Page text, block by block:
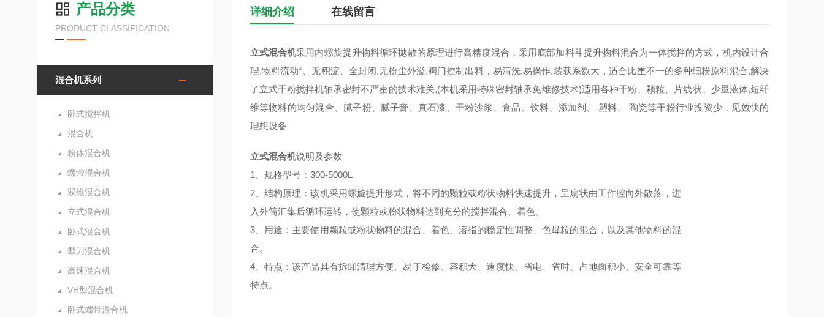
产品分类
PRODUCT CLASSIFICATION
混合机系列
卧式搅拌机
混合机
粉体混合机
螺带混合机
双锥混合机
立式混合机
卧式混合机
犁刀混合机
高速混合机
VH型混合机
卧式螺带混合机
详细介绍 在线留言
立式混合机采用内螺旋提升物料循环抛散的原理进行高精度混合，采用底部加料斗提升物料混合为一体搅拌的方式，机内设计合
理,物料流动*、无积淀、全封闭,无粉尘外溢,阀门控制出料，易清洗,易操作,装载系数大，适合比重不一的多种细粉原料混合,解决
了立式干粉搅拌机轴承密封不严密的技术难关,(本机采用特殊密封轴承免维修技术)适用各种干粉、颗粒、片线状、少量液体,短纤
维等物料的均匀混合 、腻子粉、腻子膏、真石漆、干粉沙浆、食品、饮料、添加剂、 塑料、 陶瓷等干粉行业投资少，见效快的
理想设备
立式混合机说明及参数
1、规格型号：300-5000L
2、结构原理：该机采用螺旋提升形式，将不同的颗粒或粉状物料快速提升，呈扇状由工作腔向外散落，进
入外筒汇集后循环运转，使颗粒或粉状物料达到充分的搅拌混合、着色。
3、用途：主要使用颗粒或粉状物料的混合、着色、溶指的稳定性调整、色母粒的混合，以及其他物料的混
合。
4、特点：该产品具有拆卸清理方便、易于检修、容积大、速度快、省电、省时、占地面积小、安全可靠等
特点。